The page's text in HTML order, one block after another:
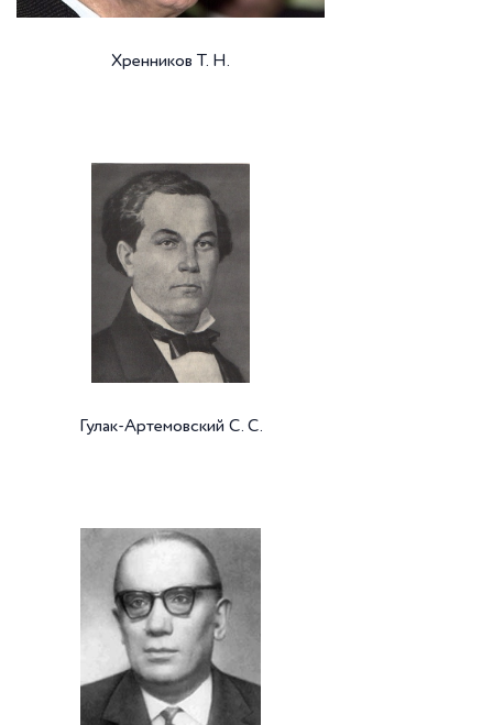
Хренников Т. Н.
Гулак-Артемовский С. С.